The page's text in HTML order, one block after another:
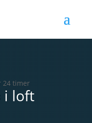
24 timer
i loft